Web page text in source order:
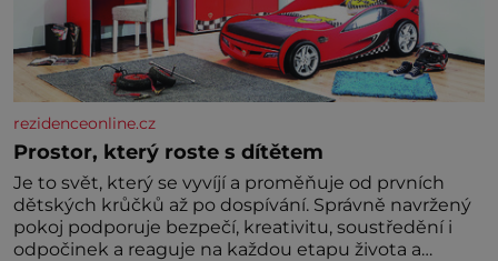
rezidenceonline.cz
Prostor, který roste s dítětem
Je to svět, který se vyvíjí a proměňuje od prvních
dětských krůčků až po dospívání. Správně navržený
pokoj podporuje bezpečí, kreativitu, soustředění i
odpočinek a reaguje na každou etapu života a